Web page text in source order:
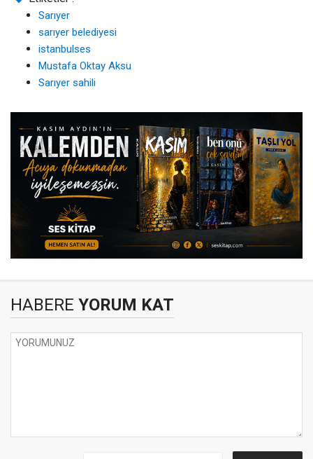
Sarıyer
sarıyer belediyesi
istanbulses
Mustafa Oktay Aksu
Sarıyer sahili
HABERE YORUM KAT